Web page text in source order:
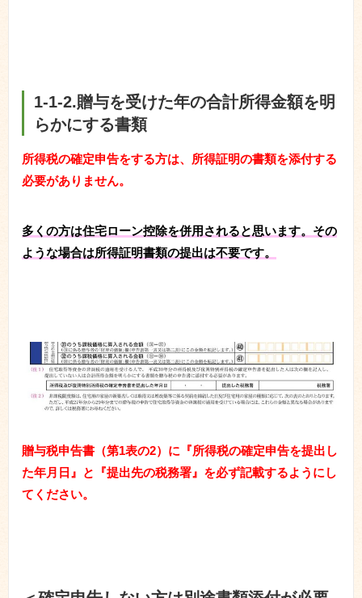
1-1-2.贈与を受けた年の合計所得金額を明
らかにする書類
所得税の確定申告をする方は、所得証明の書類を添付する
必要がありません。
多くの方は住宅ローン控除を併用されると思います。その
ような場合は所得証明書類の提出は不要です。
贈与税申告書（第1表の2）に『所得税の確定申告を提出し
た年月日』と『提出先の税務署』を必ず記載するようにし
てください。